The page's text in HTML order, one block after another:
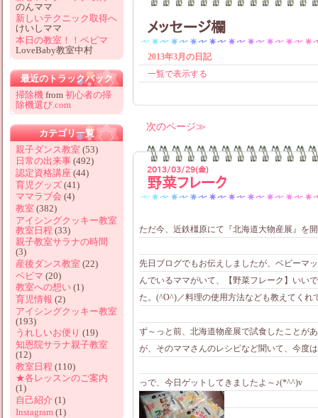
メッセージ欄
2013年3月の日記
一覧で表示する
次のページ
2013/03/29(金)
野菜フレーク
ただ今、近鉄橿原にて『北海道大物産展』を
先日ブログでもお伝えしましたが、ベビーマ
んでいるママがいて、【野菜フレーク】いい
た。(^O^)／料理の使用方法なども教えてくれ
ず～っと前、北海道物産展で試食したことが
が、そのママさんのレシピなど聞いて、今度
っで、今日ゲットしてきましたよ～♪(*^^)v
のんママ
新しいテクニック取得へ
けいしママ
本日の教室！！ベビマ
LoveBaby教室中村
最近のトラックバック
掃除機 from 初心者の掃
除機選び.com
カテゴリ一覧
親子ダンス教室 (53)
日常の出来事 (492)
認定資格講座 (44)
育児グッズ (41)
ママラブ会 (4)
教室 (382)
アイシングクッキー教室
教室日程 (33)
親子教室サラナの時間
(3)
産後ダンス教室 (22)
ベビマ (20)
教室への想い (1)
育児情報 (2)
アイシングクッキー教室
(193)
うれしいお便り (19)
知恩院サラナ親子教室
(12)
教室日程 (110)
★各レッスンのご案内
(1)
自己紹介 (1)
Instagram (1)